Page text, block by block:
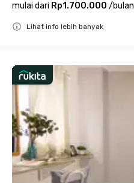
mulai dari Rp1.700.000 /bulan
Lihat info lebih banyak